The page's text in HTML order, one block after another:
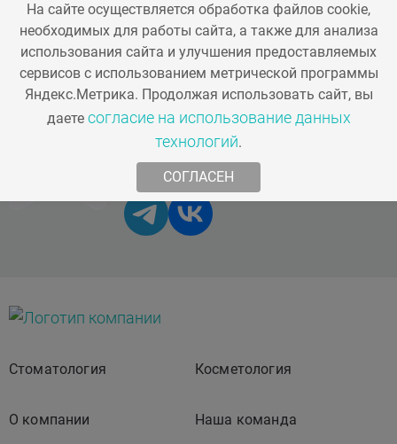
+74952041523
Заказать звонок
info@artistom.ru
г. Одинцово,
ул. Говорова, д. 87
Мы в соц. сетях
Стоматология Косметология
О компании Наша команда
На сайте осуществляется обработка файлов cookie,
необходимых для работы сайта, а также для анализа
использования сайта и улучшения предоставляемых
сервисов с использованием метрической программы
Яндекс.Метрика. Продолжая использовать сайт, вы
даете согласие на использование данных
технологий.
СОГЛАСЕН